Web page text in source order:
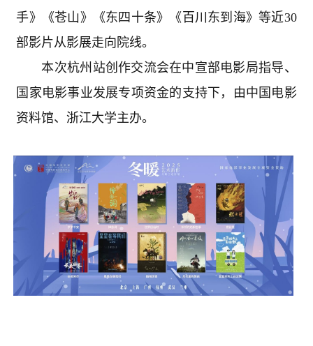
手》《苍山》《东四十条》《百川东到海》等近30
部影片从影展走向院线。
本次杭州站创作交流会在中宣部电影局指导、
国家电影事业发展专项资金的支持下，由中国电影
资料馆、浙江大学主办。